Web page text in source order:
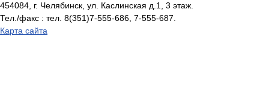
454084, г. Челябинск, ул. Каслинская д.1, 3 этаж.
Тел./факс : тел. 8(351)7-555-686, 7-555-687.
Карта сайта